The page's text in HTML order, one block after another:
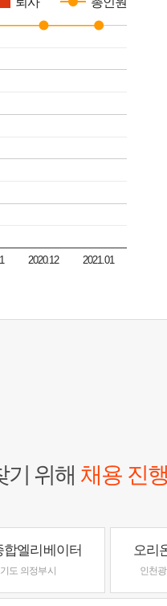
2020.12 2021.01
기 위해 채용 진
합엘리베이터
도 의정부시
오리
인천